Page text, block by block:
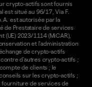
crypto-actifs sont fournis
est situé au 96/17, Via F.
est autorisée par la
de Prestataire de services
(UE) 2023/1114 (MiCAR),
et l'administration
de crypto-actifs
d'autres crypto-actifs ;
de clients ; le
sur les crypto-actifs ;
fourniture de services de